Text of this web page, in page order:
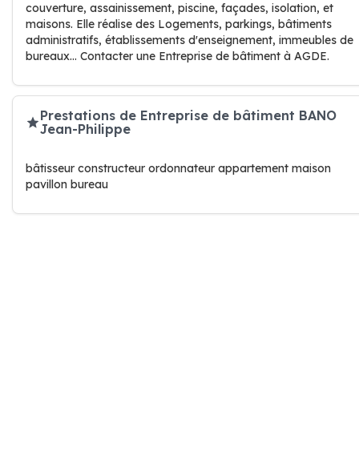
couverture, assainissement, piscine, façades, isolation, et
maisons. Elle réalise des Logements, parkings, bâtiments
administratifs, établissements d'enseignement, immeubles de
bureaux… Contacter une Entreprise de bâtiment à AGDE.
Prestations de Entreprise de bâtiment BANO
Jean-Philippe
bâtisseur constructeur ordonnateur appartement maison
pavillon bureau